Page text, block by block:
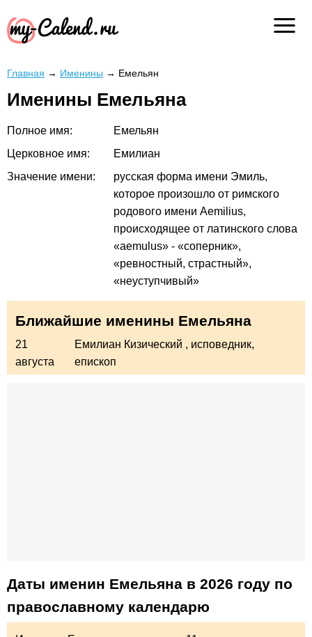
Главная → Именины → Емельян
Именины Емельяна
Полное имя:
Емельян
Церковное имя:
Емилиан
Значение имени:
русская форма имени Эмиль,
которое произошло от римского
родового имени Aemilius,
происходящее от латинского слова
«aemulus» - «соперник»,
«ревностный, страстный»,
«неуступчивый»
Ближайшие именины Емельяна
21
августа
Емилиан Кизический , исповедник,
епископ
Даты именин Емельяна в 2026 году по
православному календарю